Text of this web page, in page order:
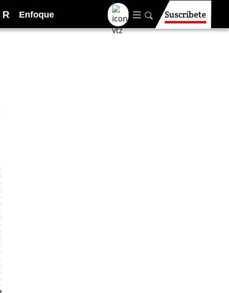
R Enfoque Suscríbete